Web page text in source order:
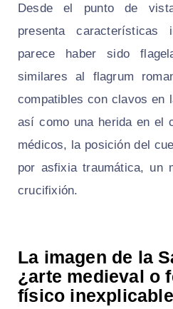
Desde el punto de
presenta características
parece haber sido
similares al flagrum
compatibles con clavos en
así como una herida en el
médicos, la posición del
por asfixia traumática, un
crucifixión.
La imagen de la
¿arte medieval o
físico